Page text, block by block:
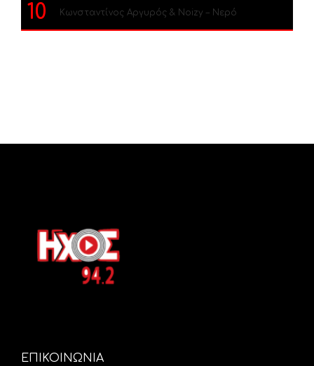
10 Κωνσταντίνος Αργυρός & Noizy – Νερό
ΕΠΙΚΟΙΝΩΝΙΑ